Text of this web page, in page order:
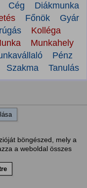
Cég
Diákmunka
Főnök
Gyár
Kolléga
Munkahely
Pénz
Szakma Tanulás
böngészed, mely a
a weboldal összes